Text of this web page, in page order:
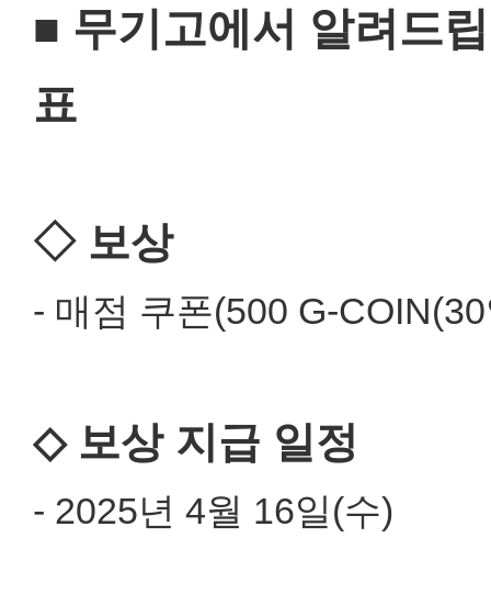
■ 무기고에서 알려드
표
◇ 보상
- 매점 쿠폰(500 G-
◇ 보상 지급 일정
- 2025년 4월 16일(수)